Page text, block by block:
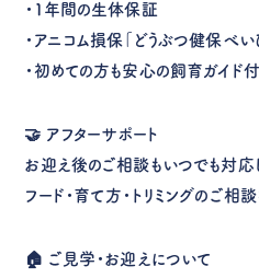
・1年間の生体保証
・アニコム損保「どうぶつ健保べ
・初めての方も安心の飼育ガイド
🤝 アフターサポート
お迎え後のご相談もいつでも対応し
フード・育て方・トリミングのご相
🏠 ご見学・お迎えについて